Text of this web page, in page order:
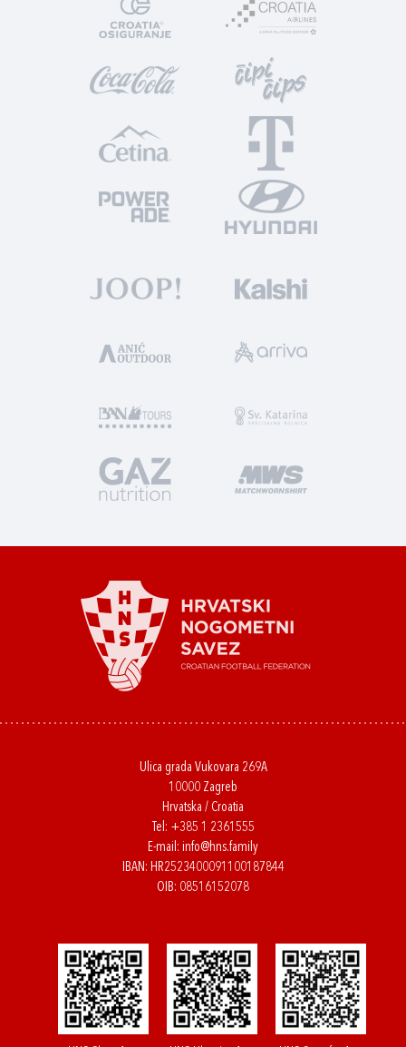
Ulica grada Vukovara 269A
10000 Zagreb
Hrvatska / Croatia
Tel: +385 1 2361555
E-mail: info@hns.family
IBAN: HR2523400091100187844
OIB: 08516152078